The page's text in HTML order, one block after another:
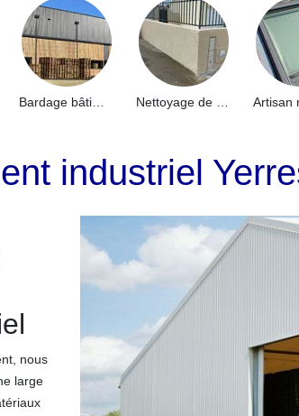
industriel
nous
large